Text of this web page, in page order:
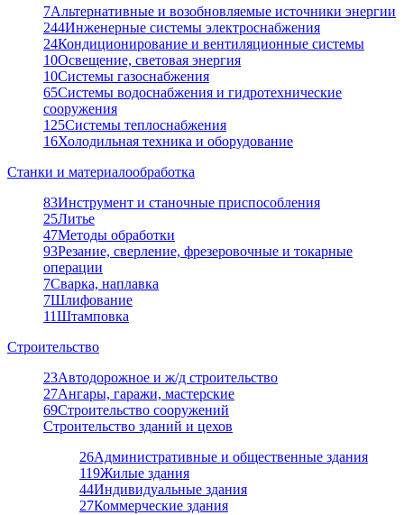
7Альтернативные и возобновляемые источники энергии
244Инженерные системы электроснабжения
24Кондиционирование и вентиляционные системы
10Освещение, световая энергия
10Системы газоснабжения
65Системы водоснабжения и гидротехнические
сооружения
125Системы теплоснабжения
16Холодильная техника и оборудование
Станки и материалообработка
83Инструмент и станочные приспособления
25Литье
47Методы обработки
93Резание, сверление, фрезеровочные и токарные
операции
7Сварка, наплавка
7Шлифование
11Штамповка
Строительство
23Автодорожное и ж/д строительство
27Ангары, гаражи, мастерские
69Строительство сооружений
Строительство зданий и цехов
26Административные и общественные здания
119Жилые здания
44Индивидуальные здания
27Коммерческие здания